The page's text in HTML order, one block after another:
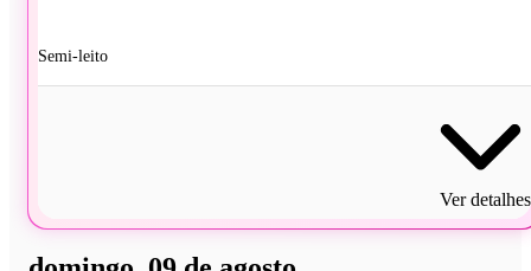
Semi-leito
Ver detalhes